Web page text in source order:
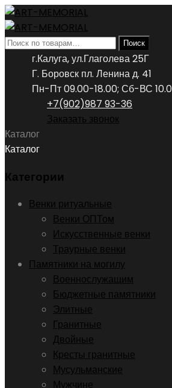
Искать: Поиск
г.Калуга, ул.Глаголева 25Г
Г. Боровск пл. Ленина д. 41
Пн-Пт 09.00-18.00; Сб-ВС
+7(902)987 93-36
Заказать звонок
Каталог
Каталог
Категории
Венки ритуальные
Венки ОПТом
Искусственные венки
Траурные венки
Памятники на могилу
Военнослужащим
Бюджетные памятники
Элитные
Гранитные
Двойные
Кресты гранитные
Мусульманские
Мужчине